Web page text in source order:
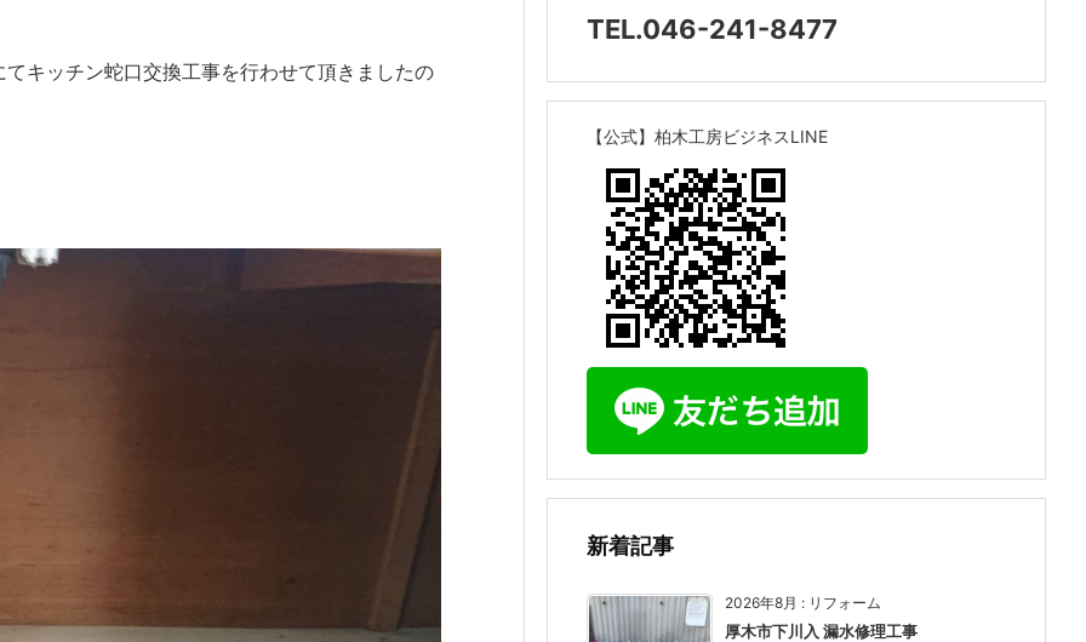
キッチン蛇口交換工事を行わせて頂きましたの
TEL.046-241-8477
【公式】柏木工房ビジネスLINE
新着記事
2026年8月 : リフォーム
厚木市下川入 漏水修理工事